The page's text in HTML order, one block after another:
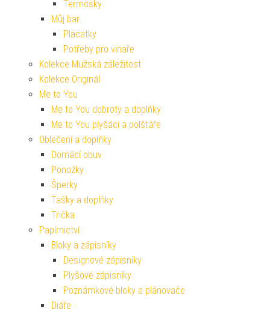
Termosky
Můj bar
Placatky
Potřeby pro vinaře
Kolekce Mužská záležitost
Kolekce Originál
Me to You
Me to You dobroty a doplňky
Me to You plyšáci a polštáře
Oblečení a doplňky
Domácí obuv
Ponožky
Šperky
Tašky a doplňky
Trička
Papírnictví
Bloky a zápisníky
Designové zápisníky
Plyšové zápisníky
Poznámkové bloky a plánovače
Diáře